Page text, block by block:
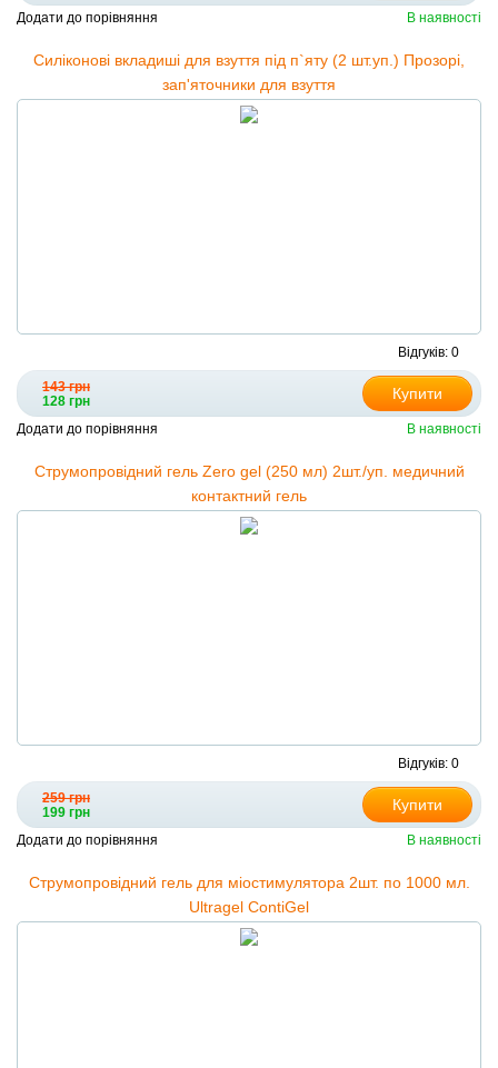
Додати до порівняння В наявності
Силіконові вкладиші для взуття під п`яту (2 шт.уп.) Прозорі,
зап'яточники для взуття
Відгуків: 0
143 грн
128 грн
Купити
Додати до порівняння В наявності
Струмопровідний гель Zero gel (250 мл) 2шт./уп. медичний
контактний гель
Відгуків: 0
259 грн
199 грн
Купити
Додати до порівняння В наявності
Струмопровідний гель для міостимулятора 2шт. по 1000 мл.
Ultragel ContiGel